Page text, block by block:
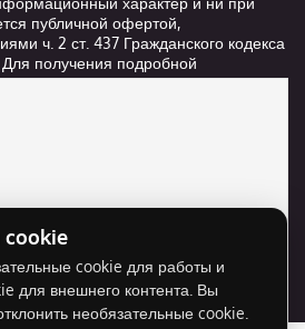
публичной офертой,
ч. 2 ст. 437 Гражданского кодекса
получения подробной
и сроках выполнения услуг,
карты нужно разрешить
для внешнего контента.
cookie
cookie для работы и
для внешнего контента. Вы
необязательные cookie.